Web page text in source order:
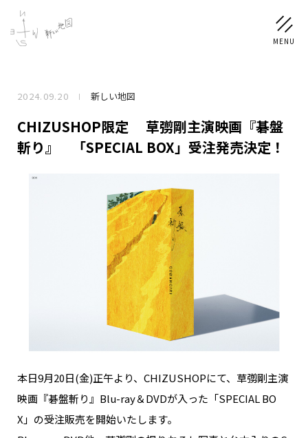
NEWS
SCHEDULE
PROFILE
草彅 剛 香取 慎吾
DISCOGRAPHY
CHIZUSHOP
NAKAMA入会
FAQ
2024.09.20 新しい地図
CHIZUSHOP限定 草彅剛主演映画『碁盤
斬り』 「SPECIAL BOX」受注発売決定！
本日9月20日(金)正午より、CHIZUSHOPにて、草彅剛主演
映画『碁盤斬り』Blu-ray＆DVDが入った「SPECIAL BO
X」の受注販売を開始いたします。